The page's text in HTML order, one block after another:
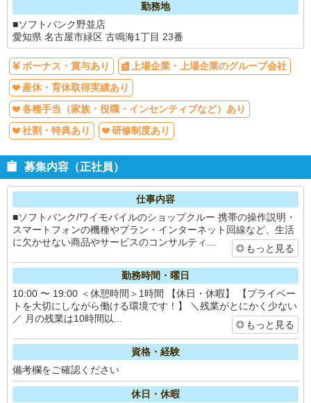
勤務地
■ソフトバンク野並店
愛知県 名古屋市緑区 古鳴海1丁目 23番
ボーナス・賞与あり
上場企業・上場企業のグループ会社
産休・育休取得実績あり
各種手当（家族・役職・インセンティブなど）あり
社割・特典あり
研修制度あり
募集内容（正社員）
仕事内容
■ソフトバンク/ワイモバイルのショップクルー 携帯の操作説明・
スマートフォンの機種やプラン・インターネット回線など、生活
に欠かせない商品やサービスのコンサルティ...
もっと見る
勤務時間・曜日
10:00 〜 19:00 ＜休憩時間＞1時間 【休日・休暇】 【プライベー
トを大切にしながら働ける環境です！】 ＼残業がとにかく少ない
／ 月の残業は10時間以...
もっと見る
資格・経験
備考欄をご確認ください
休日・休暇